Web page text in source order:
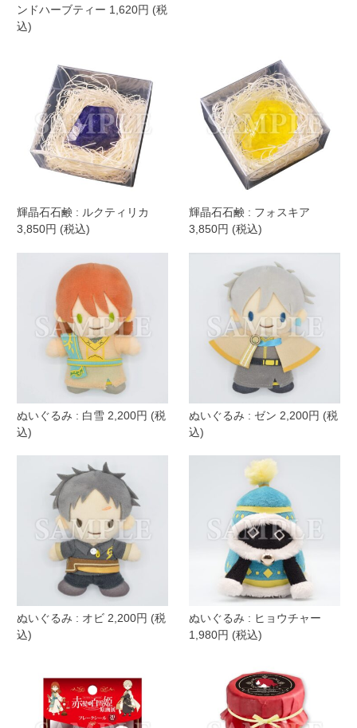
ンドハーブティー 1,620円 (税
込)
輝晶石石鹸 : ルクティリカ
3,850円 (税込)
輝晶石石鹸 : フォスキア
3,850円 (税込)
ぬいぐるみ : 白雪 2,200円 (税
込)
ぬいぐるみ : ゼン 2,200円 (税
込)
ぬいぐるみ : オビ 2,200円 (税
込)
ぬいぐるみ : ヒョウチャー
1,980円 (税込)